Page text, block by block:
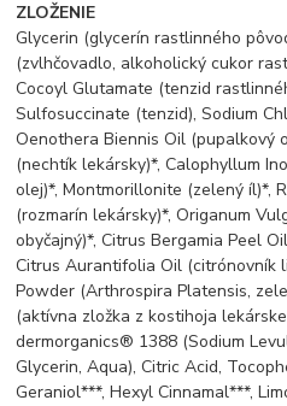
ZLOŽENIE
Glycerin (glycerín rastlinného
(zvlhčovadlo, alkoholický cukor
Cocoyl Glutamate (tenzid
Sulfosuccinate (tenzid), Sodium
Oenothera Biennis Oil (pupalkový
(nechtík lekársky)*, Calophyllum
olej)*, Montmorillonite (zelený íl)*,
(rozmarín lekársky)*, Origanum
obyčajný)*, Citrus Bergamia Peel
Citrus Aurantifolia Oil (citrónovník
Powder (Arthrospira Platensis,
(aktívna zložka z kostihoja
dermorganics® 1388 (Sodium
Glycerin, Aqua), Citric Acid,
Geraniol***, Hexyl Cinnamal***,